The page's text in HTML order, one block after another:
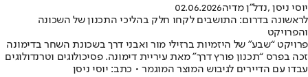
יוסי ניסן ,נדל"ן מדיה02.06.2026
לראשונה בדרום: התושבים לקחו חלק בהליכי התכנון של השכונה
והפרויקט
פרויקט “שבע" של היזמיות ברזילי מור ואבני דרך בשכונת השחר בדימונה
זכה בפרס “תכנון פורץ דרך" מאת עיריית דימונה. פסיכולוגים וטרנדולוגים
עבדו עם הדיירים לגיבוש המוצר המוגמר • כתב: יוסי ניסן